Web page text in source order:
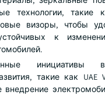
технологии, такие
визоры, чтобы
к
инициативы
такие как UAE
внедрение